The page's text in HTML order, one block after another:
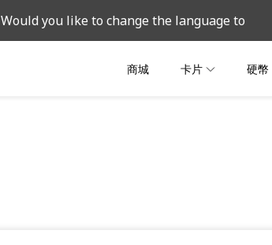
Would you like to change the language to
商城 卡片 硬幣